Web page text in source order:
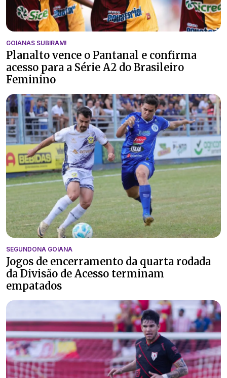
GOIANAS SUBIRAM!
Planalto vence o Pantanal e confirma
acesso para a Série A2 do Brasileiro
Feminino
SEGUNDONA GOIANA
Jogos de encerramento da quarta rodada
da Divisão de Acesso terminam
empatados